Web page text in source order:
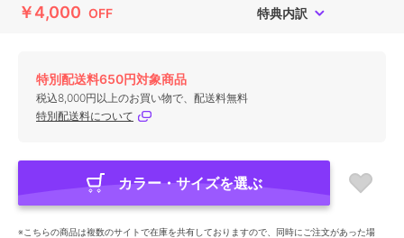
￥4,000 OFF 特典内訳
特別配送料650円対象商品
税込8,000円以上のお買い物で、配送料無料
特別配送料について
カラー・サイズを選ぶ
※こちらの商品は複数のサイトで在庫を共有しておりますので、同時にご注文があった場